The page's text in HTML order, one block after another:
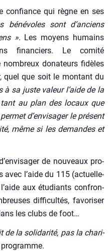
qui règne en ses
béné­voles sont d’anciens
». Les moyens humains
finan­ciers. Le comi­té
nom­breux dona­teurs fidèles
que soit le mon­tant du
à sa juste valeur l’aide de la
tant au plan des locaux que
d’envisager le pré­sent
même si les demandes et
de nou­veaux pro­
avec l’aide du 115 (actuel­le­
aux étu­diants confron­
dif­fi­cul­tés, favo­ri­ser
les clubs de foot…
de la soli­da­ri­té, pas la cha­ri­